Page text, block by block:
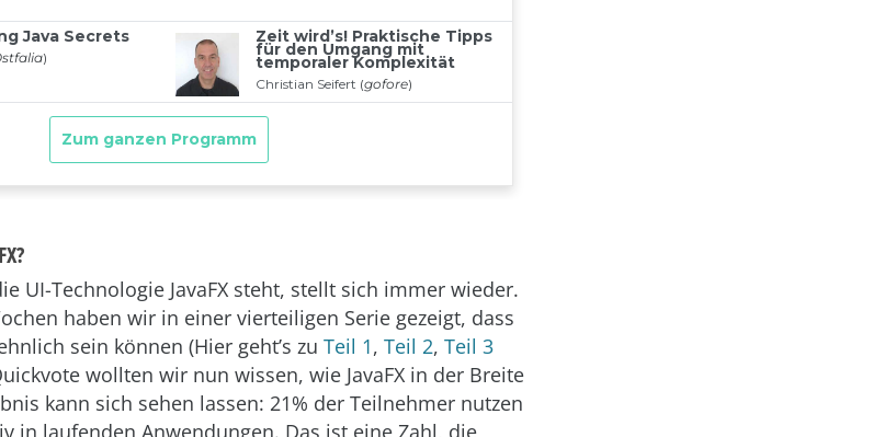
UI-Technologie JavaFX steht, stellt sich immer wieder.
haben wir in einer vierteiligen Serie gezeigt, dass
sein können (Hier geht’s zu Teil 1, Teil 2, Teil 3
wollten wir nun wissen, wie JavaFX in der Breite
kann sich sehen lassen: 21% der Teilnehmer nutzen
in laufenden Anwendungen. Das ist eine Zahl, die